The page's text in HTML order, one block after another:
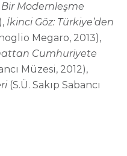
Bir Modernleşme
İkinci Göz: Türkiye’den
Megaro, 2013),
Cumhuriyete
Müzesi, 2012),
(S.Ü. Sakıp Sabancı